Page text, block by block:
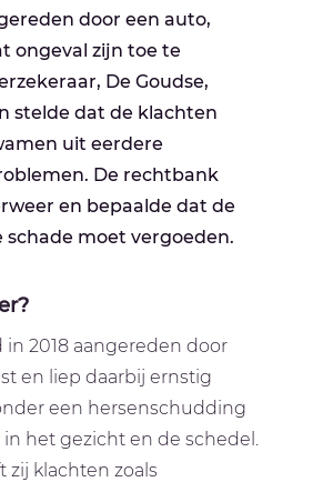
door een auto,
ongeval zijn toe te
De Goudse,
stelde dat de klachten
uit eerdere
De rechtbank
en bepaalde dat de
schade moet vergoeden.
in 2018 aangereden door
en liep daarbij ernstig
een hersenschudding
het gezicht en de schedel.
zij klachten zoals